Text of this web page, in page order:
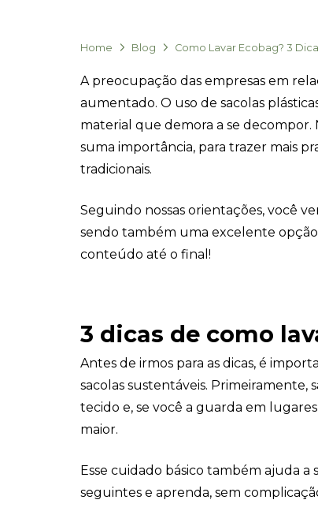
Home Blog Como Lavar Ecobag? 3
A preocupação das empresas em
aumentado. O uso de sacolas
material que demora a se decompor.
suma importância, para trazer mais
tradicionais.
Seguindo nossas orientações, você
sendo também uma excelente
conteúdo até o final!
3 dicas de como
Antes de irmos para as dicas, é
sacolas sustentáveis.
tecido e, se você a guarda em
maior.
Esse cuidado básico também ajuda a
seguintes e aprenda, sem